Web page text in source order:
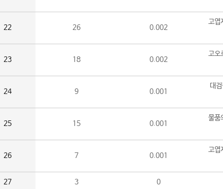
22 26 0.002
고엽
23 18 0.002
고오
24 9 0.001
대
25 15 0.001
물품
26 7 0.001
고엽
27 3 0